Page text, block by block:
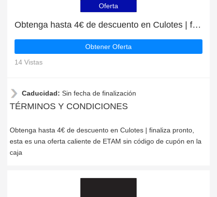
Oferta
Obtenga hasta 4€ de descuento en Culotes | finaliza pronto
Obtener Oferta
14 Vistas
Caducidad: Sin fecha de finalización
TÉRMINOS Y CONDICIONES
Obtenga hasta 4€ de descuento en Culotes | finaliza pronto,
esta es una oferta caliente de ETAM sin código de cupón en la
caja